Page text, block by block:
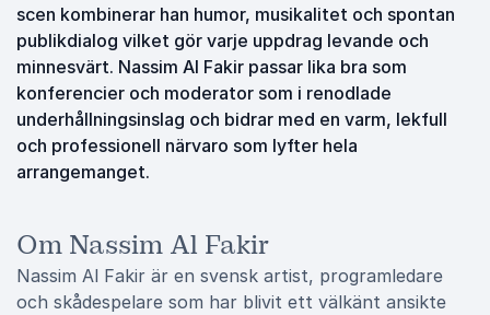
scen kombinerar han humor, musikalitet och spontan
publikdialog vilket gör varje uppdrag levande och
minnesvärt. Nassim Al Fakir passar lika bra som
konferencier och moderator som i renodlade
underhållningsinslag och bidrar med en varm, lekfull
och professionell närvaro som lyfter hela
arrangemanget.
Om Nassim Al Fakir
Nassim Al Fakir är en svensk artist, programledare
och skådespelare som har blivit ett välkänt ansikte